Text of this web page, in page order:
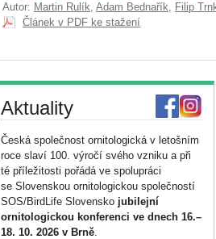
Autor: Martin Rulík, Adam Bednařík, Filip
Článek v PDF ke stažení
Aktuality
Česká společnost ornitologická v letošním
roce slaví 100. výročí svého vzniku a při
té příležitosti pořádá ve spolupráci
se Slovenskou ornitologickou společností
SOS/BirdLife Slovensko jubilejní
ornitologickou konferenci ve dnech 16.–
18. 10. 2026 v Brně.